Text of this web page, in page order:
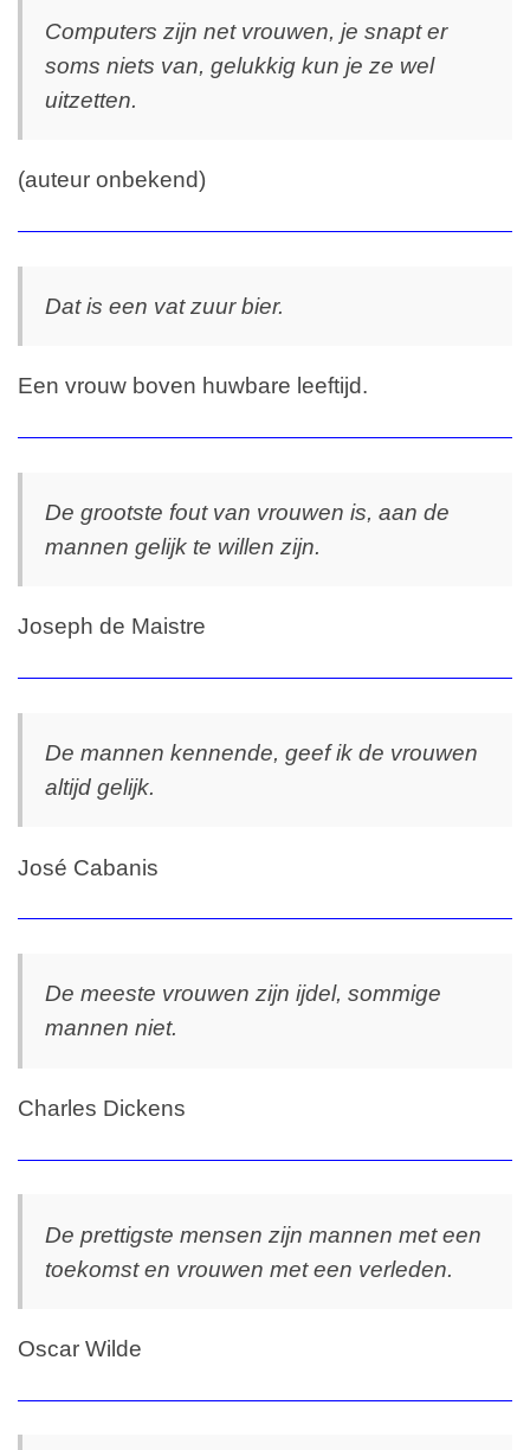
Computers zijn net vrouwen, je snapt er
soms niets van, gelukkig kun je ze wel
uitzetten.
(auteur onbekend)
Dat is een vat zuur bier.
Een vrouw boven huwbare leeftijd.
De grootste fout van vrouwen is, aan de
mannen gelijk te willen zijn.
Joseph de Maistre
De mannen kennende, geef ik de vrouwen
altijd gelijk.
José Cabanis
De meeste vrouwen zijn ijdel, sommige
mannen niet.
Charles Dickens
De prettigste mensen zijn mannen met een
toekomst en vrouwen met een verleden.
Oscar Wilde